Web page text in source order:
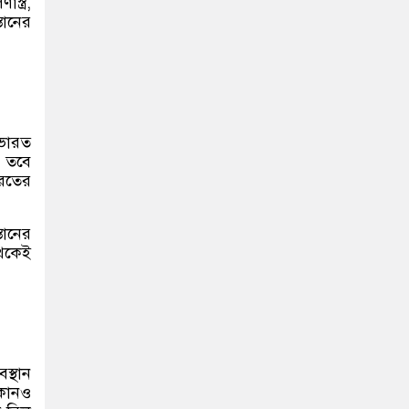
তবে